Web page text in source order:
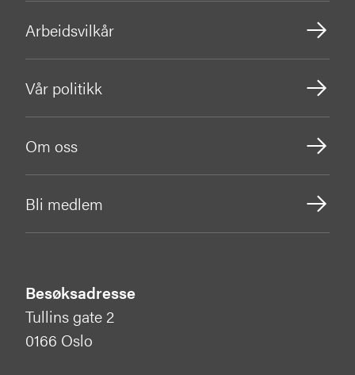
Arbeidsvilkår
Vår politikk
Om oss
Bli medlem
Besøksadresse
Tullins gate 2
0166 Oslo